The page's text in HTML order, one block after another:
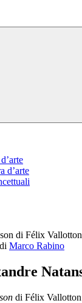
ad amarle
d’arte
di Marco Rabino
di Félix